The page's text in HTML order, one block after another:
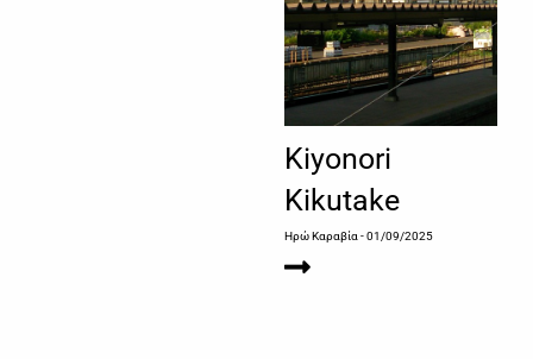
Kiyonori
Kikutake
Ηρώ Καραβία - 01/09/2025